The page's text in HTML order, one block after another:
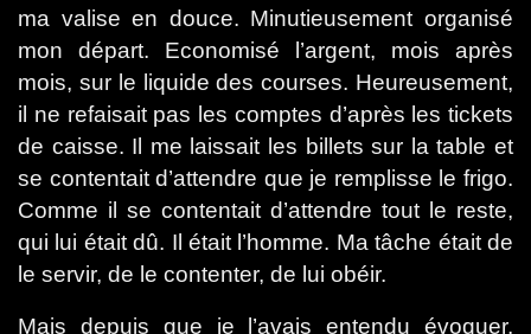
ma valise en douce. Minutieusement organisé
mon départ. Economisé l’argent, mois après
mois, sur le liquide des courses. Heureusement,
il ne refaisait pas les comptes d’après les tickets
de caisse. Il me laissait les billets sur la table et
se contentait d’attendre que je remplisse le frigo.
Comme il se contentait d’attendre tout le reste,
qui lui était dû. Il était l’homme. Ma tâche était de
le servir, de le contenter, de lui obéir.
Mais depuis que je l’avais entendu évoquer,